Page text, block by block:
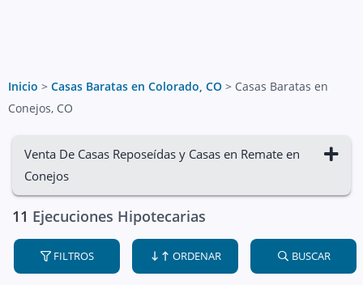
Inicio > Casas Baratas en Colorado, CO > Casas Baratas en
Conejos, CO
Venta De Casas Reposeídas y Casas en Remate en
Conejos
11 Ejecuciones Hipotecarias
FILTROS ORDENAR BUSCAR